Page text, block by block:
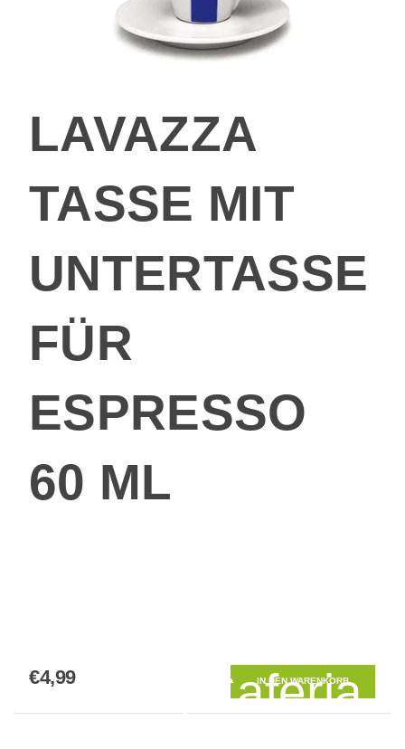
LAVAZZA
TASSE MIT
UNTERTASSE
FÜR
ESPRESSO
60 ML
€4,99